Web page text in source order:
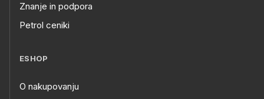
Znanje in podpora
Petrol ceniki
ESHOP
O nakupovanju